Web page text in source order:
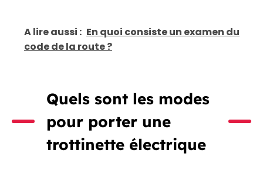
A lire aussi : En quoi consiste un examen du
code de la route ?
Quels sont les modes
pour porter une
trottinette électrique